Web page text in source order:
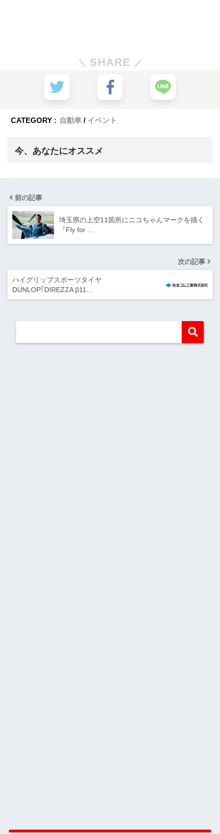
SHARE
CATEGORY : 自動車 イベント
今、あなたにオススメ
前の記事
埼玉県の上空11箇所にニコちゃんマークを描く
『Fly for …
次の記事
ハイグリップスポーツタイヤ
DUNLOP｢DIREZZA β11…